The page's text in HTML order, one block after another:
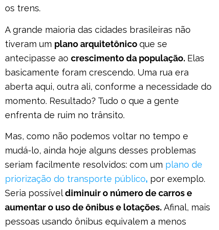
os trens.
A grande maioria das cidades brasileiras não
tiveram um plano arquitetônicoque se
antecipasse ao crescimento da população. Elas
basicamente foram crescendo. Uma rua era
aberta aqui, outra ali, conforme a necessidade do
momento. Resultado? Tudo o que a gente
enfrenta de ruim no trânsito.
Mas, como não podemos voltar no tempo e
mudá-lo, ainda hoje alguns desses problemas
seriam facilmente resolvidos: com um plano de
priorização do transporte público, por exemplo.
Seria possíveldiminuir o número de carros e
aumentar o uso de ônibus e lotações. Afinal, mais
pessoas usando ônibus equivalem a menos